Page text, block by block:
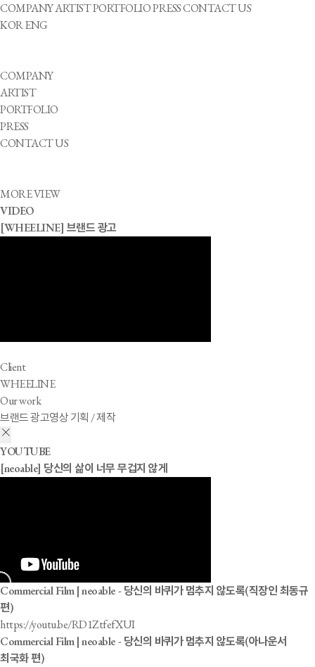
COMPANYARTISTPORTFOLIOPRESSCONTACT US
KORENG
COMPANY
ARTIST
PORTFOLIO
PRESS
CONTACT US
MORE VIEW
VIDEO
[WHEELINE] 브랜드 광고
Client
WHEELINE
Our work
브랜드 광고영상 기획 / 제작
YOUTUBE
[neoable] 당신의 삶이 너무 무겁지 않게
Commercial Film | neoable - 당신의 바퀴가 멈추지 않도록(직장인 최동규
편)
https://youtu.be/RD1ZtfefXUI
Commercial Film | neoable - 당신의 바퀴가 멈추지 않도록(아나운서
최국화 편)